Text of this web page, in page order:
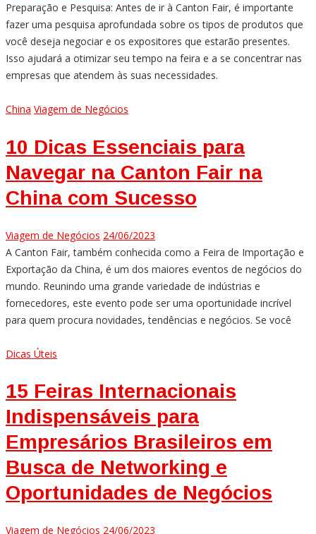
Preparação e Pesquisa: Antes de ir à Canton Fair, é importante
fazer uma pesquisa aprofundada sobre os tipos de produtos que
você deseja negociar e os expositores que estarão presentes.
Isso ajudará a otimizar seu tempo na feira e a se concentrar nas
empresas que atendem às suas necessidades.
China Viagem de Negócios
10 Dicas Essenciais para
Navegar na Canton Fair na
China com Sucesso
Viagem de Negócios 24/06/2023
A Canton Fair, também conhecida como a Feira de Importação e
Exportação da China, é um dos maiores eventos de negócios do
mundo. Reunindo uma grande variedade de indústrias e
fornecedores, este evento pode ser uma oportunidade incrível
para quem procura novidades, tendências e negócios. Se você
Dicas Úteis
15 Feiras Internacionais
Indispensáveis para
Empresários Brasileiros em
Busca de Networking e
Oportunidades de Negócios
Viagem de Negócios 24/06/2023